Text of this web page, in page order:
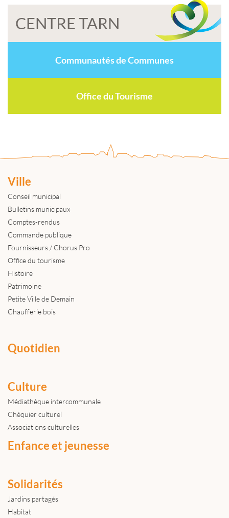
CENTRE TARN
Communautés de Communes
Office du Tourisme
Ville
Conseil municipal
Bulletins municipaux
Comptes-rendus
Commande publique
Fournisseurs / Chorus Pro
Office du tourisme
Histoire
Patrimoine
Petite Ville de Demain
Chaufferie bois
Quotidien
Culture
Médiathèque intercommunale
Chéquier culturel
Associations culturelles
Enfance et jeunesse
Solidarités
Jardins partagés
Habitat